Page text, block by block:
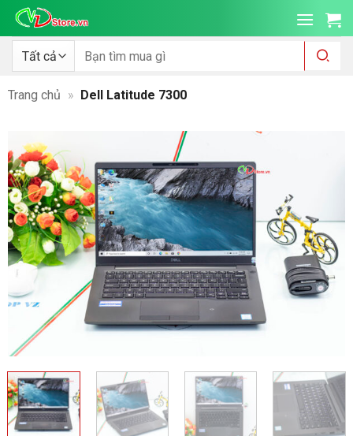
qua
dung
Tìm
kiếm:
Trang chủ » Dell Latitude 7300